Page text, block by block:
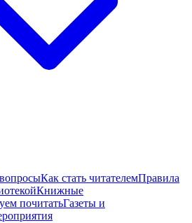
Как стать читателемПравила
Книжные
почитатьГазеты и